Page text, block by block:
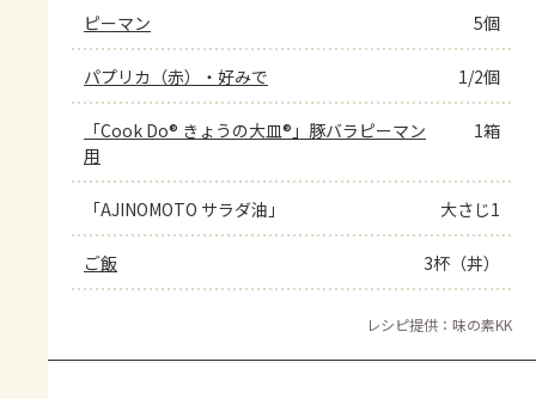
ピーマン 5個
パプリカ（赤）・好みで 1/2個
「Cook Do® きょうの大皿®」豚バラピーマン
用
1箱
「AJINOMOTO サラダ油」 大さじ1
ご飯 3杯（丼）
レシピ提供：味の素KK